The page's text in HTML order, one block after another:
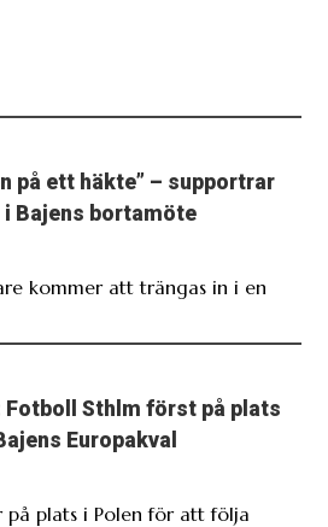
på ett häkte” – supportrar
i Bajens bortamöte
kommer att trängas in i en
Fotboll Sthlm först på plats
Europakval
på plats i Polen för att följa